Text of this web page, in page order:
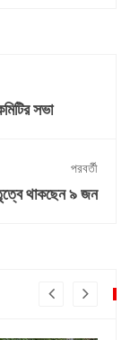
সভা
পরবর্তী
থাকছেন ৯ জন